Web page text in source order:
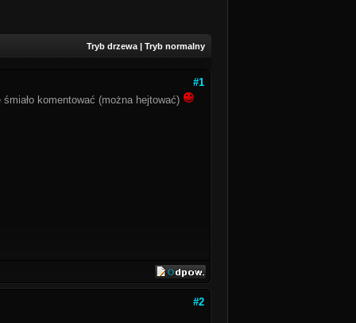
Tryb drzewa | Tryb normalny
#1
komentować (można hejtować)
#2